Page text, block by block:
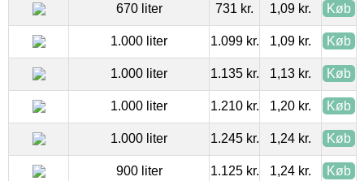
670 liter 731 kr. 1,09 kr. Køb
1.000 liter 1.099 kr. 1,09 kr. Køb
1.000 liter 1.135 kr. 1,13 kr. Køb
1.000 liter 1.210 kr. 1,20 kr. Køb
1.000 liter 1.245 kr. 1,24 kr. Køb
900 liter 1.125 kr. 1,24 kr. Køb